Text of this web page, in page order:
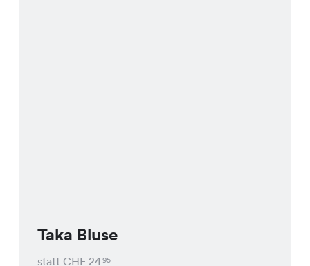
Taka Bluse
statt CHF 2495